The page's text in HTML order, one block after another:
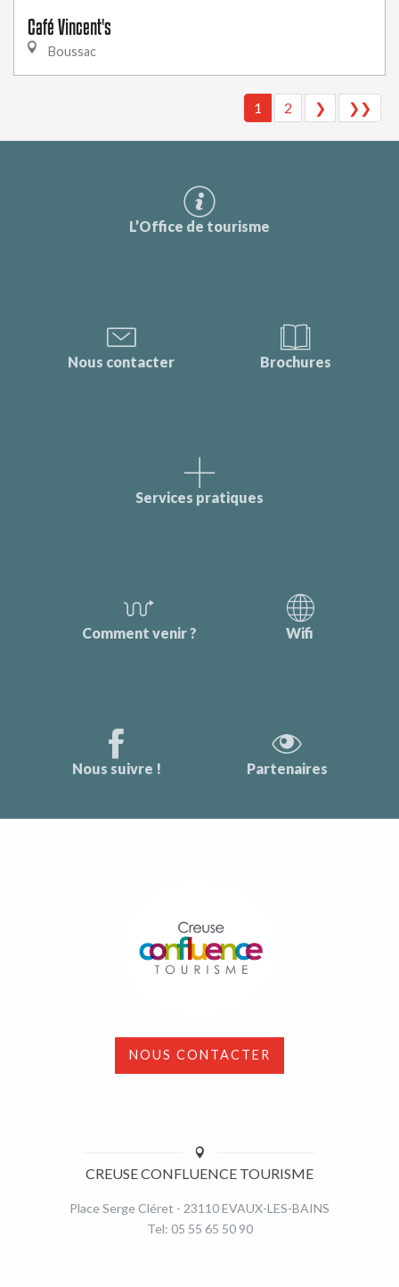
Café Vincent's
Boussac
1 2 ❯ ❯❯
L’Office de tourisme
Nous contacter Brochures
Services pratiques
Comment venir ? Wifi
Nous suivre ! Partenaires
NOUS CONTACTER
CREUSE CONFLUENCE TOURISME
Place Serge Cléret - 23110 EVAUX-LES-BAINS
Tel: 05 55 65 50 90